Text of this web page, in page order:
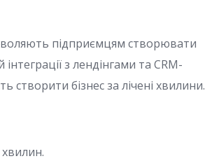
підприємцям створювати
з лендінгами та CRM-
створити бізнес за лічені хвилини.